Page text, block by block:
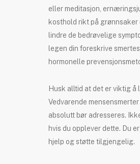
eller meditasjon,
kosthold rikt på
lindre de bedrøvelige
legen din foreskrive
hormonelle
Husk alltid at det er viktig å
Vedvarende
absolutt bør adresseres.
hvis du opplever dette. Du
hjelp og støtte tilgjengelig.